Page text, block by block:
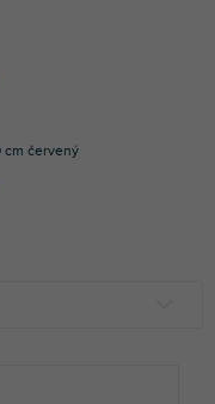
cm červený